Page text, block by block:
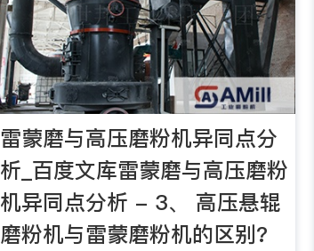
雷蒙磨与高压磨粉机异同点分
析_百度文库雷蒙磨与高压磨粉
机异同点分析 - 3、 高压悬辊
磨粉机与雷蒙磨粉机的区别?